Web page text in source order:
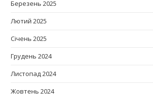
Березень 2025
Лютий 2025
Січень 2025
Грудень 2024
Листопад 2024
Жовтень 2024